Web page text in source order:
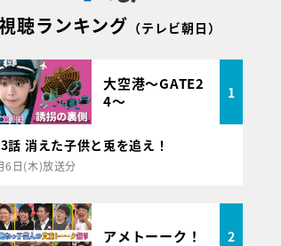
聴ランキング （テレビ朝日）
大空港～GATE2
4～
1
話 消えた子供と兎を追え！
6日(木)放送分
アメトーーク！ 2